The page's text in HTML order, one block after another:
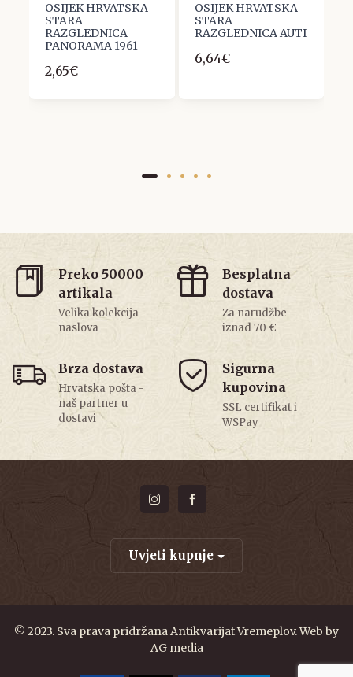
OSIJEK HRVATSKA
STARA
RAZGLEDNICA
PANORAMA 1961
2,65€
OSIJEK HRVATSKA
STARA
RAZGLEDNICA AUTI
6,64€
Preko 50000
artikala
Velika kolekcija
naslova
Besplatna
dostava
Za narudžbe
iznad 70 €
Brza dostava
Hrvatska pošta -
naš partner u
dostavi
Sigurna
kupovina
SSL certifikat i
WSPay
Uvjeti kupnje
© 2023. Sva prava pridržana Antikvarijat Vremeplov. Web by
AG media